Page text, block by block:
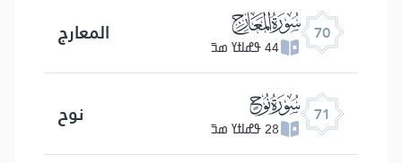
70 ﯳ
44 ߟߝߊߙߌ ߘߏ߫ المعارج
71 ﯴ
28 ߟߝߊߙߌ ߘߏ߫ نوح